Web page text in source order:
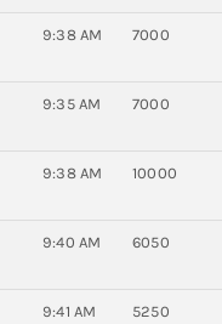
9:38 AM 7000
9:35 AM 7000
9:38 AM 10000
9:40 AM 6050
9:41 AM 5250